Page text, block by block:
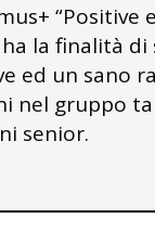
“Positive
la finalità di
ed un sano
nel gruppo
senior.